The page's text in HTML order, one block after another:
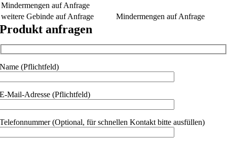
Mindermengen auf Anfrage
weitere Gebinde auf Anfrage
Mindermengen auf Anfrage
Produkt anfragen
Name (Pflichtfeld)
E-Mail-Adresse (Pflichtfeld)
Telefonnummer (Optional, für schnellen Kontakt bitte ausfüllen)